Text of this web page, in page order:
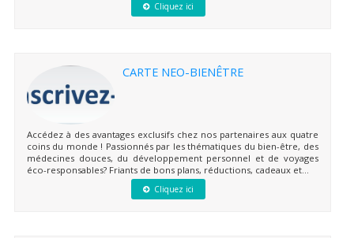
Cliquez ici
CARTE NEO-BIENÊTRE
Accédez à des avantages exclusifs chez nos partenaires aux quatre
coins du monde ! Passionnés par les thématiques du bien-être, des
médecines douces, du développement personnel et de voyages
éco-responsables? Friants de bons plans, réductions, cadeaux et...
Cliquez ici